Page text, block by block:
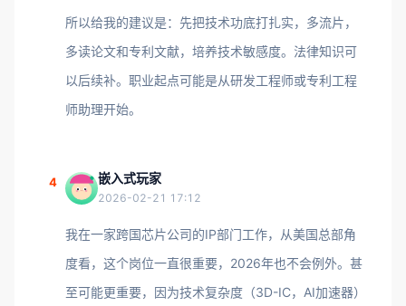
所以给我的建议是：先把技术功底打扎实，多流片，
多读论文和专利文献，培养技术敏感度。法律知识可
以后续补。职业起点可能是从研发工程师或专利工程
师助理开始。
4 嵌入式玩家
2026-02-21 17:12
我在一家跨国芯片公司的IP部门工作，从美国总部角
度看，这个岗位一直很重要，2026年也不会例外。甚
至可能更重要，因为技术复杂度（3D-IC，AI加速器）